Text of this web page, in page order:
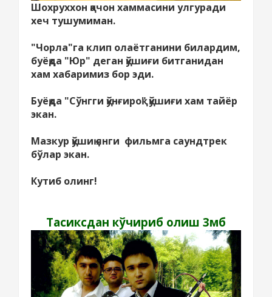
Шохруххон қачон хаммасини улгуради
хеч тушумиман.
"Чорла"га клип олаётганини билардим,
буёқда "Юр" деган қўшиғи битганидан
хам хабаримиз бор эди.
Буёқда "Сўнгги қўнғироқ" қўшиғи хам тайёр
экан.
Мазкур қўшиқ янги фильмга саундтрек
бўлар экан.
Кутиб олинг!
Тасиксдан кўчириб олиш 3мб